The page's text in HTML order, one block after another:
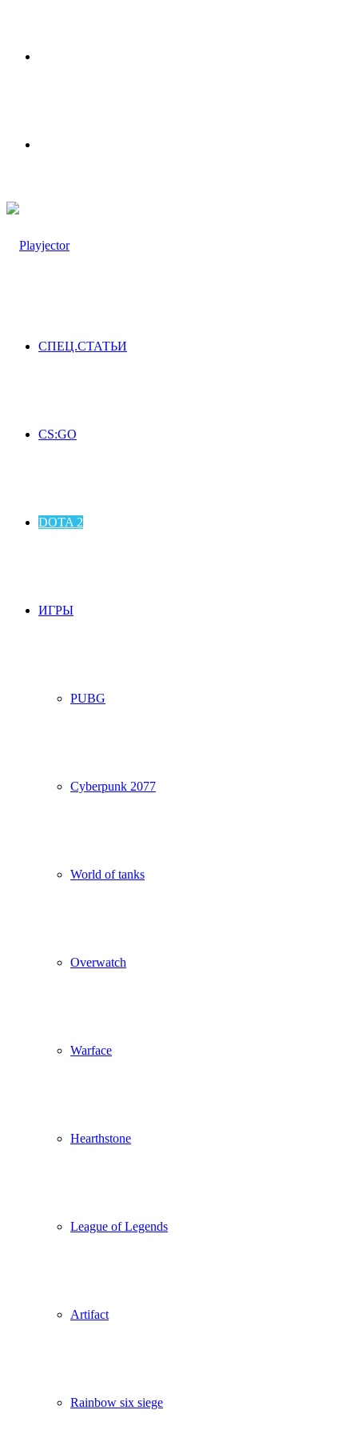
СПЕЦ.СТАТЬИ
CS:GO
DOTA 2
ИГРЫ
PUBG
Cyberpunk 2077
World of tanks
Overwatch
Warface
Hearthstone
League of Legends
Artifact
Rainbow six siege